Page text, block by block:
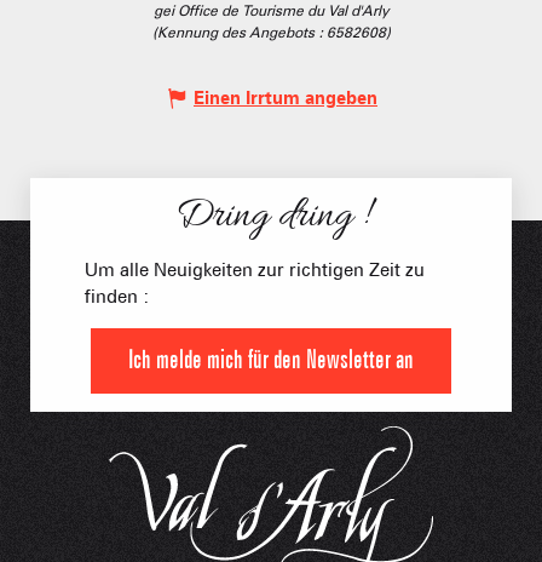
gei Office de Tourisme du Val d'Arly
(Kennung des Angebots : 6582608)
Einen Irrtum angeben
Dring dring !
Um alle Neuigkeiten zur richtigen Zeit zu
finden :
Ich melde mich für den Newsletter an